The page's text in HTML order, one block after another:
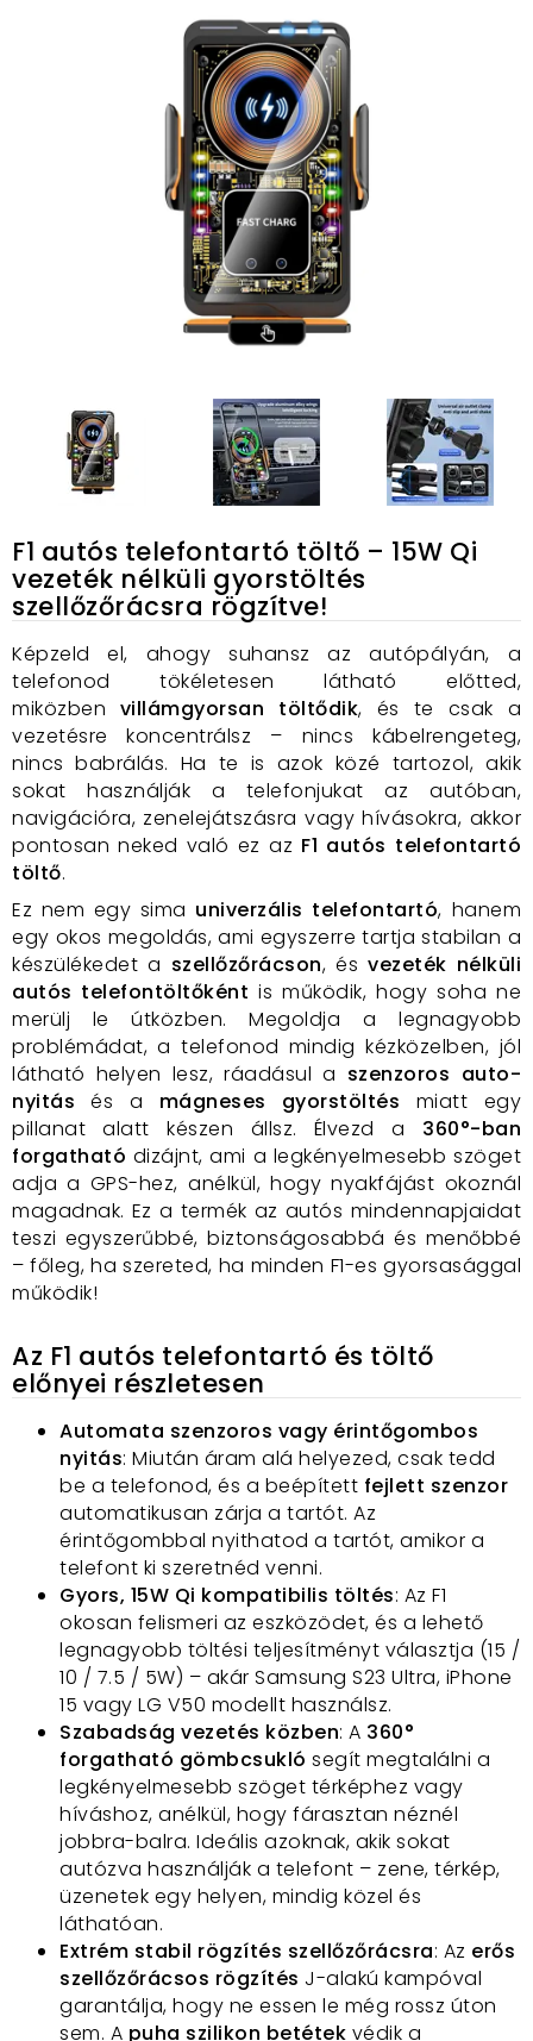
F1 autós telefontartó töltő – 15W Qi
vezeték nélküli gyorstöltés
szellőzőrácsra rögzítve!
Képzeld el, ahogy suhansz az autópályán, a
telefonod tökéletesen látható előtted,
miközben villámgyorsan töltődik, és te csak a
vezetésre koncentrálsz – nincs kábelrengeteg,
nincs babrálás. Ha te is azok közé tartozol, akik
sokat használják a telefonjukat az autóban,
navigációra, zenelejátszásra vagy hívásokra, akkor
pontosan neked való ez az F1 autós telefontartó
töltő.
Ez nem egy sima univerzális telefontartó, hanem
egy okos megoldás, ami egyszerre tartja stabilan a
készülékedet a szellőzőrácson, és vezeték nélküli
autós telefontöltőként is működik, hogy soha ne
merülj le útközben. Megoldja a legnagyobb
problémádat, a telefonod mindig kézközelben, jól
látható helyen lesz, ráadásul a szenzoros auto-
nyitás és a mágneses gyorstöltés miatt egy
pillanat alatt készen állsz. Élvezd a 360°-ban
forgatható dizájnt, ami a legkényelmesebb szöget
adja a GPS-hez, anélkül, hogy nyakfájást okoznál
magadnak. Ez a termék az autós mindennapjaidat
teszi egyszerűbbé, biztonságosabbá és menőbbé
– főleg, ha szereted, ha minden F1-es gyorsasággal
működik!
Az F1 autós telefontartó és töltő
előnyei részletesen
Automata szenzoros vagy érintőgombos
nyitás: Miután áram alá helyezed, csak tedd
be a telefonod, és a beépített fejlett szenzor
automatikusan zárja a tartót. Az
érintőgombbal nyithatod a tartót, amikor a
telefont ki szeretnéd venni.
Gyors, 15W Qi kompatibilis töltés: Az F1
okosan felismeri az eszközödet, és a lehető
legnagyobb töltési teljesítményt választja (15 /
10 / 7.5 / 5W) – akár Samsung S23 Ultra, iPhone
15 vagy LG V50 modellt használsz.
Szabadság vezetés közben: A 360°
forgatható gömbcsukló segít megtalálni a
legkényelmesebb szöget térképhez vagy
híváshoz, anélkül, hogy fárasztan néznél
jobbra-balra. Ideális azoknak, akik sokat
autózva használják a telefont – zene, térkép,
üzenetek egy helyen, mindig közel és
láthatóan.
Extrém stabil rögzítés szellőzőrácsra: Az erős
szellőzőrácsos rögzítés J-alakú kampóval
garantálja, hogy ne essen le még rossz úton
sem. A puha szilikon betétek védik a